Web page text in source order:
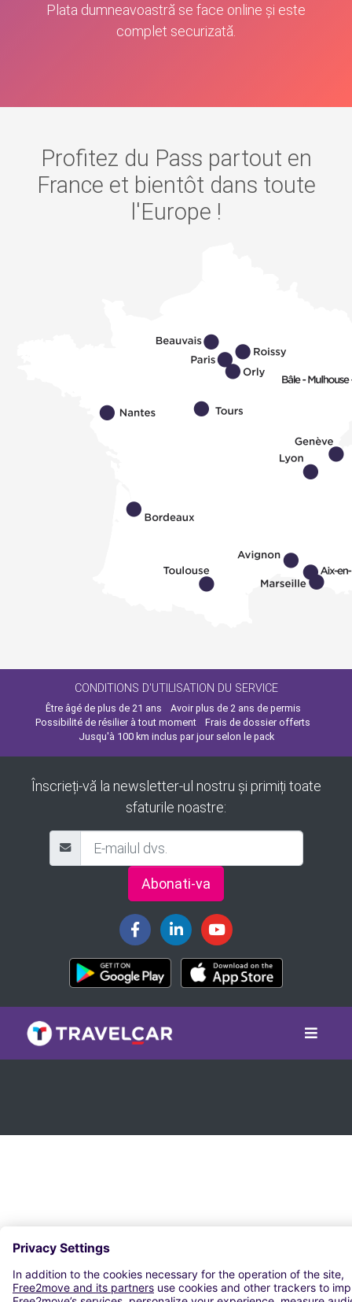
Plata dumneavoastră se face online și este
complet securizată.
Profitez du Pass partout en
France et bientôt dans toute
l'Europe !
CONDITIONS D'UTILISATION DU SERVICE
Être âgé de plus de 21 ans
Avoir plus de 2 ans de permis
Possibilité de résilier à tout moment
Frais de dossier offerts
Jusqu'à 100 km inclus par jour selon le pack
Înscrieți-vă la newsletter-ul nostru și primiți toate
sfaturile noastre:
Abonati-va